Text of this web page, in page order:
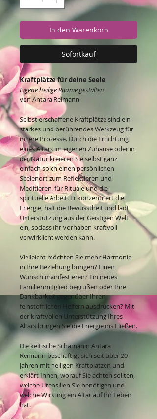
In den Warenkorb
Sofortkauf
Kraftplätze für deine Seele
Eigene heilige Räume gestalten
von Antara Reimann
Selbst erschaffene Kraftplätze sind ein
starkes und berührendes Werkzeug für
innere Prozesse. Durch die Errichtung
eines Altars im eigenen Zuhause oder in
der Natur kreieren Sie selbst ganz
einfach solch einen persönlichen
Seelenort zum Reflektieren und
Meditieren, für Rituale und die
spirituelle Arbeit. Er konzentriert die
Energie, hält die Bewusstheit und lädt
Unterstützung aus der Geistigen Welt
ein, sodass Ihr Vorhaben kraftvoll
verwirklicht werden kann.
Vielleicht möchten Sie mehr Harmonie
in Ihre Beziehung bringen? Einen
Wunsch manifestieren? Ein neues
Familienmitglied begrüßen oder Ihre
Dankbarkeit gegenüber Ihren
feinstofflichen Helfern ausdrücken? Mit
der kraftvollen Unterstützung Ihres
Altars bringen Sie die Energie ins Fließen.
Die keltische Schamanin Antara
Reimann beschäftigt sich seit über 20
Jahren mit heiligen Kraftplätzen und
erklärt Ihnen, worauf Sie achten sollten,
welche Utensilien Sie benötigen und
welche Wirkung ein Altar auf Ihr Leben
hat.